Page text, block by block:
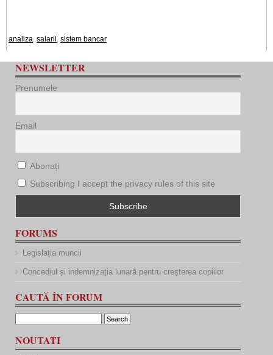
analiza, salarii, sistem bancar
NEWSLETTER
Prenumele
Email
Abonați
Subscribing I accept the privacy rules of this site
FORUMS
Legislația muncii
Concediul și indemnizația lunară pentru creșterea copiilor
CAUTĂ ÎN FORUM
NOUTATI